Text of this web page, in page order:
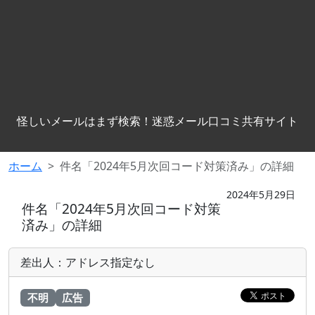
怪しいメールはまず検索！迷惑メール口コミ共有サイト
ホーム 件名「2024年5月次回コード対策済み」の詳細
件名「2024年5月次回コード対策
済み」の詳細
2024年5月29日
差出人：アドレス指定なし
不明 広告